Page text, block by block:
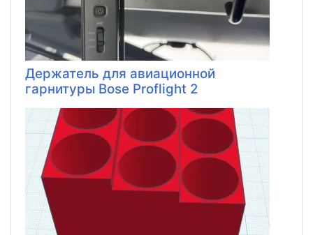
Держатель для авиационной
гарнитуры Bose Proflight 2